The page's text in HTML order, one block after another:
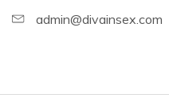
admin@divainsex.com